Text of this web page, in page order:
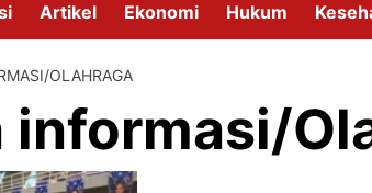
Artikel Ekonomi Hukum
OLAHRAGA
informasi/